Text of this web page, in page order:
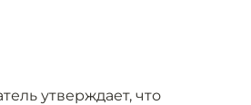
утверждает, что